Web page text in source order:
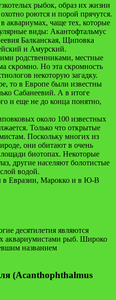
рыбок, образ их жизни
роются и порой прячутся.
аквариумах, чаще тех, которые
виды: Акантофтальмус
Балканская, Щиповка
и Амурский.
родственниками, местные
скромно. Но эта скромность
некоторую загадку.
то в Европе были известны
Сабанеевий. А в итоге
и еще не до конца понятно,
около 100 известных
Только что открытые
Поскольку многих из
они обитают в очень
биотопах. Некоторые
другие населяют болотистые
водой.
в Евразии, Марокко и в Ю-В
десятилетия являются
аквариумистами рыб. Широко
названием
(Acanthophthalmus